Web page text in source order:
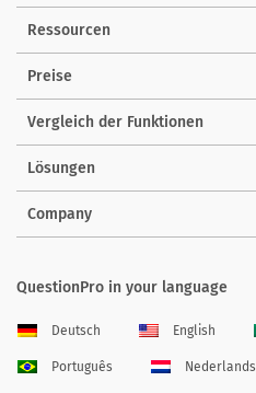
Ressourcen
Preise
Vergleich der Funktionen
Lösungen
Company
QuestionPro in your language
Deutsch English
Português Nederlands